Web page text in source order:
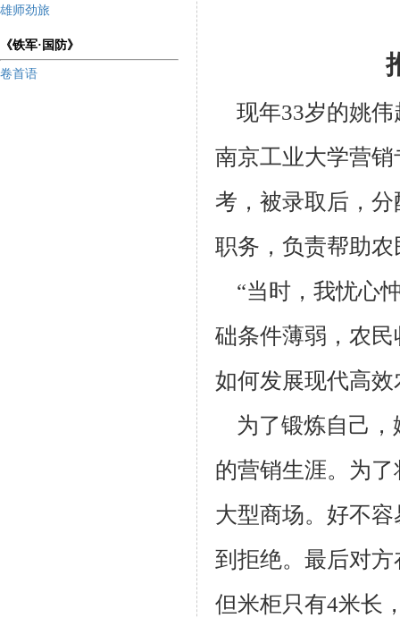
雄师劲旅
《铁军·国防》
卷首语
现年33岁的姚伟
南京工业大学营销
考，被录取后，
职务，负责帮助
“当时，我忧心
础条件薄弱，农
如何发展现代高效
为了锻炼自己，
的营销生涯。为
大型商场。好不容
到拒绝。 最后对
但米柜只有4米长